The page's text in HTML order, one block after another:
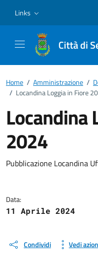
Links
Città di
Home / Amministrazione /
/ Locandina Loggia in Fiore
Locandina
2024
Dettagli del
Pubblicazione Locandina
Data:
11 Aprile 2024
Condividi Vedi